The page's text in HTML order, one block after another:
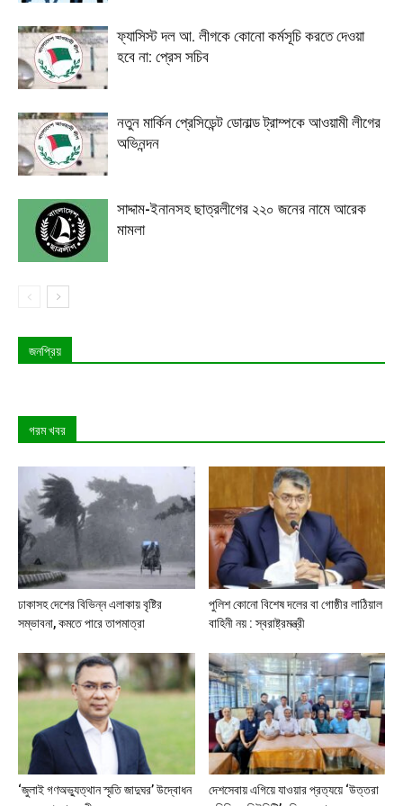
ফ্যাসিস্ট দল আ. লীগকে কোনো কর্মসূচি করতে দেওয়া
হবে না: প্রেস সচিব
নতুন মার্কিন প্রেসিডেন্ট ডোনাল্ড ট্রাম্পকে আওয়ামী লীগের
অভিনন্দন
সাদ্দাম-ইনানসহ ছাত্রলীগের ২২০ জনের নামে আরেক
মামলা
জনপ্রিয়
গরম খবর
ঢাকাসহ দেশের বিভিন্ন এলাকায় বৃষ্টির
সম্ভাবনা, কমতে পারে তাপমাত্রা
পুলিশ কোনো বিশেষ দলের বা গোষ্ঠীর লাঠিয়াল
বাহিনী নয় : স্বরাষ্ট্রমন্ত্রী
‘জুলাই গণঅভ্যুত্থান স্মৃতি জাদুঘর’ উদ্বোধন
দেশসেবায় এগিয়ে যাওয়ার প্রত্যয়ে ‘উত্তরা